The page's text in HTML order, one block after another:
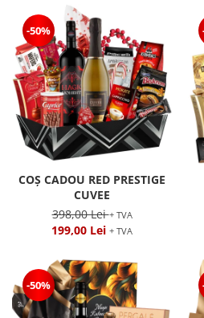
-50%
COȘ CADOU RED PRESTIGE
CUVEE
398,00 Lei+ TVA
199,00 Lei + TVA
-50%